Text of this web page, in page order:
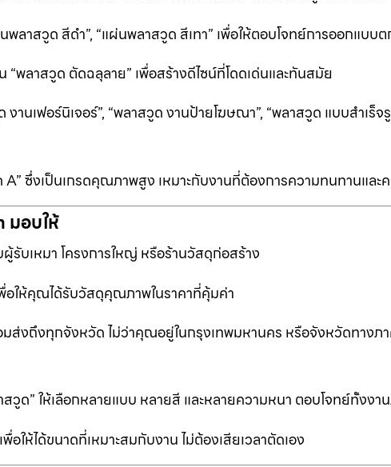
พลาสวูด สีดำ”, “แผ่นพลาสวูด สีเทา” เพื่อให้ตอบโจทย์การออกแบ
“พลาสวูด ตัดฉลุลาย” เพื่อสร้างดีไซน์ที่โดดเด่นและทันสมัย
งานเฟอร์นิเจอร์”, “พลาสวูด งานป้ายโฆษณา”, “พลาสวูด แบบสำเร็
A” ซึ่งเป็นเกรดคุณภาพสูง เหมาะกับงานที่ต้องการความทนทานและ
มอบให้
รับเหมา โครงการใหญ่ หรือร้านวัสดุก่อสร้าง
อให้คุณได้รับวัสดุคุณภาพในราคาที่คุ้มค่า
ส่งถึงทุกจังหวัด ไม่ว่าคุณอยู่ในกรุงเทพมหานคร หรือจังหวัดทางภ
ด” ให้เลือกหลายแบบ หลายสี และหลายความหนา ตอบโจทย์ทั้งงา
ให้ได้ขนาดที่เหมาะสมกับงาน ไม่ต้องเสียเวลาตัดเอง